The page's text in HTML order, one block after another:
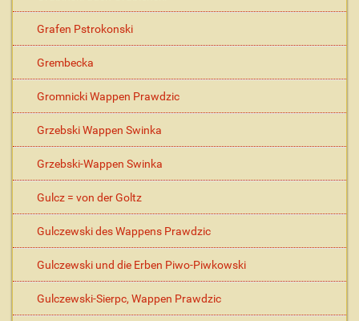
Grafen Pstrokonski
Grembecka
Gromnicki Wappen Prawdzic
Grzebski Wappen Swinka
Grzebski-Wappen Swinka
Gulcz = von der Goltz
Gulczewski des Wappens Prawdzic
Gulczewski und die Erben Piwo-Piwkowski
Gulczewski-Sierpc, Wappen Prawdzic